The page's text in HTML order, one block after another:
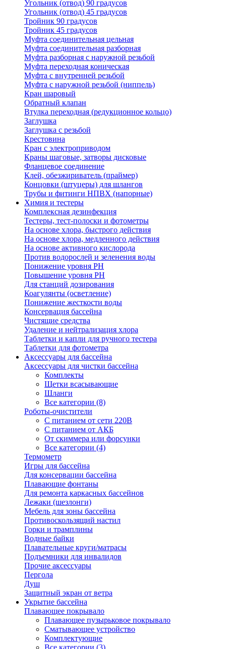
Угольник (отвод) 90 градусов
Угольник (отвод) 45 градусов
Тройник 90 градусов
Тройник 45 градусов
Муфта соединительная цельная
Муфта соединительная разборная
Муфта разборная с наружной резьбой
Муфта переходная коническая
Муфта с внутренней резьбой
Муфта с наружной резьбой (ниппель)
Кран шаровый
Обратный клапан
Втулка переходная (редукционное кольцо)
Заглушка
Заглушка с резьбой
Крестовина
Кран с электроприводом
Краны шаговые, затворы дисковые
Фланцевое соединение
Клей, обезжириватель (праймер)
Концовки (штуцеры) для шлангов
Трубы и фитинги НПВХ (напорные)
Химия и тестеры
Комплексная дезинфекция
Тестеры, тест-полоски и фотометры
На основе хлора, быстрого действия
На основе хлора, медленного действия
На основе активного кислорода
Против водорослей и зеленения воды
Понижение уровня РН
Повышение уровня РН
Для станций дозирования
Коагулянты (осветление)
Понижение жесткости воды
Консервация бассейна
Чистящие средства
Удаление и нейтрализация хлора
Таблетки и капли для ручного тестера
Таблетки для фотометра
Аксессуары для бассейна
Аксессуары для чистки бассейна
Комплекты
Щетки всасывающие
Шланги
Все категории (8)
Роботы-очистители
С питанием от сети 220В
С питанием от АКБ
От скиммера или форсунки
Все категории (4)
Термометр
Игры для бассейна
Для консервации бассейна
Плавающие фонтаны
Для ремонта каркасных бассейнов
Лежаки (шезлонги)
Мебель для зоны бассейна
Противоскользящий настил
Горки и трамплины
Водные байки
Плавательные круги/матрасы
Подъемники для инвалидов
Прочие аксессуары
Пергола
Душ
Защитный экран от ветра
Укрытие бассейна
Плавающее покрывало
Плавающее пузырьковое покрывало
Сматывающее устройство
Комплектующие
Все категории (3)